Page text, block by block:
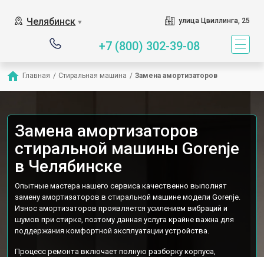
Челябинск ▼ улица Цвиллинга, 25
+7 (800) 302-39-08
Главная / Стиральная машина / Замена амортизаторов
Замена амортизаторов
стиральной машины Gorenje
в Челябинске
Опытные мастера нашего сервиса качественно выполнят
замену амортизаторов в стиральной машине модели Gorenje.
Износ амортизаторов проявляется усилением вибраций и
шумов при стирке, поэтому данная услуга крайне важна для
поддержания комфортной эксплуатации устройства.
Процесс ремонта включает полную разборку корпуса,